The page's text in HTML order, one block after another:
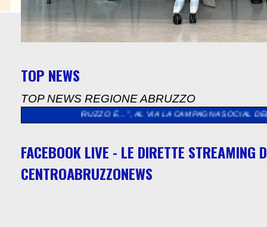
TOP NEWS
TOP NEWS REGIONE ABRUZZO
“L’ABRUZZO È…”, AL VIA LA CAMPAGNA SOCIAL DEDICATA AGLI
FACEBOOK LIVE - LE DIRETTE STREAMING
CENTROABRUZZONEWS